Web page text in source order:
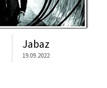
Jabaz
19.09.2022